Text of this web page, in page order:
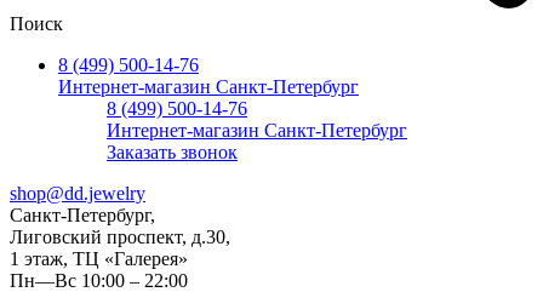
Поиск
8 (499) 500-14-76
Интернет-магазин Санкт-Петербург
8 (499) 500-14-76
Интернет-магазин Санкт-Петербург
Заказать звонок
shop@dd.jewelry
Санкт-Петербург,
Лиговский проспект, д.30,
1 этаж, ТЦ «Галерея»
Пн—Вс 10:00 – 22:00